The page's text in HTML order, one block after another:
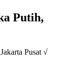
Putih,
Pusat √